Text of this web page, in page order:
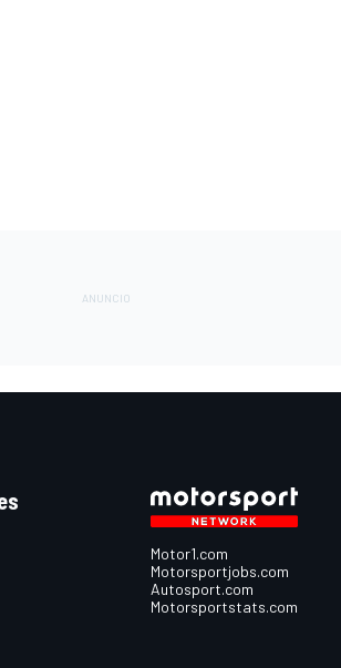
Motor1.com
Motorsportjobs.com
Autosport.com
Motorsportstats.com